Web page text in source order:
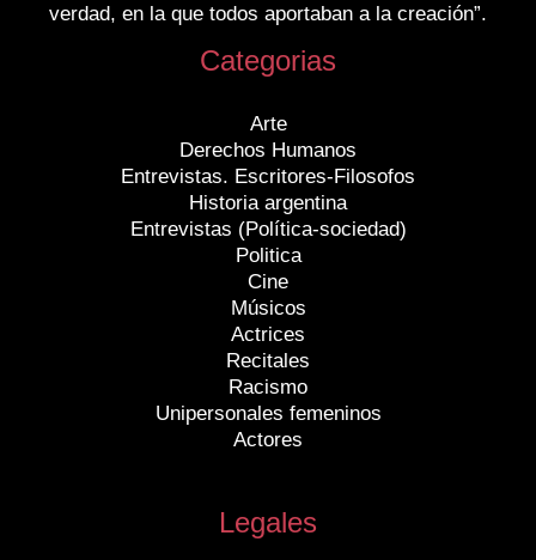
verdad, en la que todos aportaban a la creación”.
Categorias
Arte
Derechos Humanos
Entrevistas. Escritores-Filosofos
Historia argentina
Entrevistas (Política-sociedad)
Politica
Cine
Músicos
Actrices
Recitales
Racismo
Unipersonales femeninos
Actores
Legales